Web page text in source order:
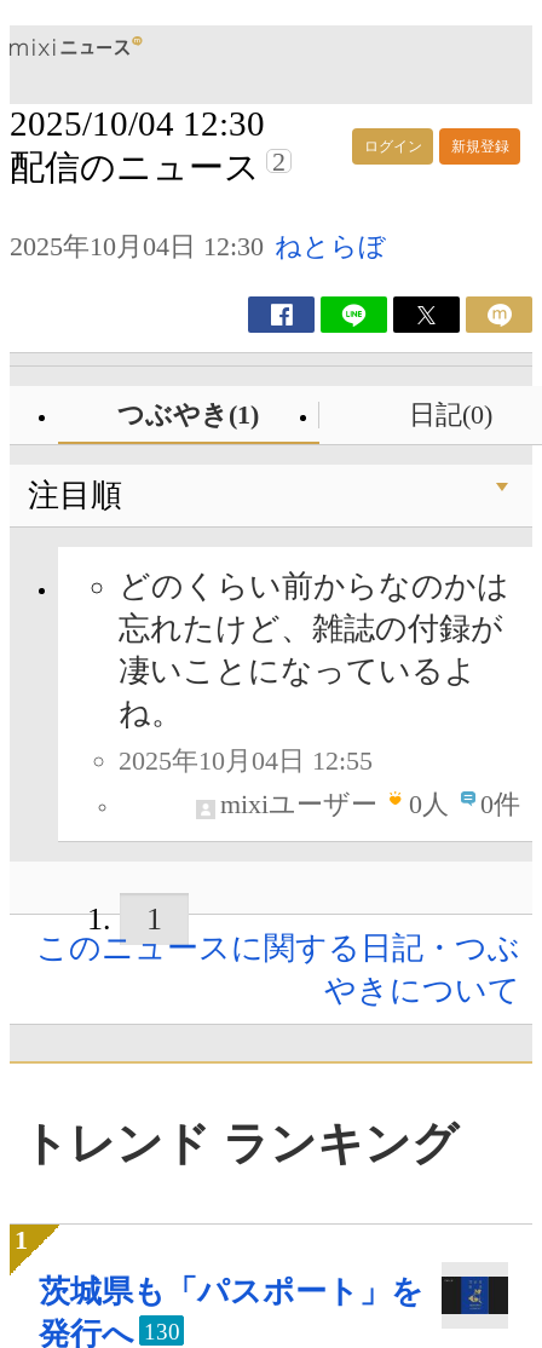
ログイン 新規登録
2025/10/04 12:30
配信のニュース
2
2025年10月04日 12:30 ねとらぼ
つぶやき(1) 日記(0)
注目順
どのくらい前からなのかは
忘れたけど、雑誌の付録が
凄いことになっているよ
ね。
2025年10月04日 12:55
mixiユーザー
0人 0件
1
このニュースに関する日記・つぶ
やきについて
トレンド ランキング
茨城県も「パスポート」を
発行へ 130